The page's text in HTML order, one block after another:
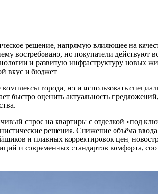
решение, напрямую влияющее на
востребовано, но покупатели действуют
и развитую инфраструктуру новых
вкус и бюджет.
города, но и использовать
быстро оценить актуальность
спрос на квартиры с отделкой «под
решения. Снижение объёма
и плавных корректировок цен,
и современных стандартов комфорта,